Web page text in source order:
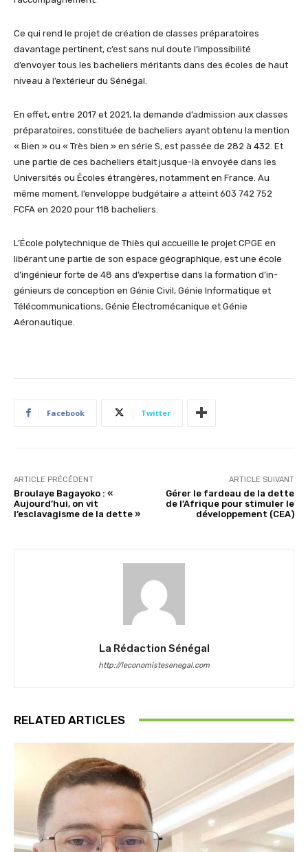
Ce qui rend le projet de création de classes pré­paratoires
davantage pertinent, c’est sans nul doute l’impossibilité
d’envoyer tous les bacheliers méritants dans des écoles de haut
niveau à l’ex­térieur du Sénégal.
En effet, entre 2017 et 2021, la demande d’ad­mission aux classes
préparatoires, constituée de bacheliers ayant obtenu la mention
« Bien » ou « Très bien » en série S, est passée de 282 à 432. Et
une partie de ces bacheliers était jusque-là en­voyée dans les
Universités ou Écoles étrangères, notamment en France. Au
même moment, l’enve­loppe budgétaire a atteint 603 742 752
FCFA en 2020 pour 118 bacheliers.
L’École polytechnique de Thiès qui accueille le projet CPGE en
libérant une partie de son espace géographique, est une école
d’ingénieur forte de 48 ans d’expertise dans la formation d’in­
génieurs de conception en Génie Civil, Génie Informatique et
Télécommunica­tions, Génie Électromécanique et Génie
Aéronautique.
Facebook Twitter
ARTICLE PRÉCÉDENT
Broulaye Bagayoko : «
Aujourd’hui, on vit
l’esclavagisme de la dette »
ARTICLE SUIVANT
Gérer le fardeau de la dette
de l’Afrique pour stimuler le
développement (CEA)
La Rédaction Sénégal
http://leconomistesenegal.com
RELATED ARTICLES